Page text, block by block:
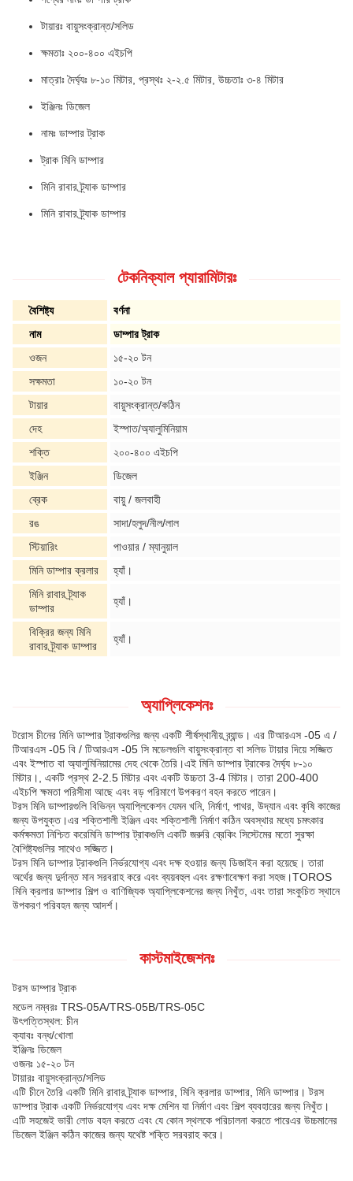
টায়ারঃ বায়ুসংক্রান্ত/সলিড
ক্ষমতাঃ ২০০-৪০০ এইচপি
মাত্রাঃ দৈর্ঘ্যঃ ৮-১০ মিটার, প্রস্থঃ ২-২.৫ মিটার, উচ্চতাঃ ৩-৪ মিটার
ইঞ্জিনঃ ডিজেল
নামঃ ডাম্পার ট্রাক
ট্রাক মিনি ডাম্পার
মিনি রাবার ট্র্যাক ডাম্পার
মিনি রাবার ট্র্যাক ডাম্পার
টেকনিক্যাল প্যারামিটারঃ
বৈশিষ্ট্য
বর্ণনা
নাম
ডাম্পার ট্রাক
ওজন
১৫-২০ টন
সক্ষমতা
১০-২০ টন
টায়ার
বায়ুসংক্রান্ত/কঠিন
দেহ
ইস্পাত/অ্যালুমিনিয়াম
শক্তি
২০০-৪০০ এইচপি
ইঞ্জিন
ডিজেল
ব্রেক
বায়ু / জলবাহী
রঙ
সাদা/হলুদ/নীল/লাল
স্টিয়ারিং
পাওয়ার / ম্যানুয়াল
মিনি ডাম্পার ক্রলার
হ্যাঁ।
মিনি রাবার ট্র্যাক
ডাম্পার
হ্যাঁ।
বিক্রির জন্য মিনি
রাবার ট্র্যাক ডাম্পার
হ্যাঁ।
অ্যাপ্লিকেশনঃ
টরোস চীনের মিনি ডাম্পার ট্রাকগুলির জন্য একটি শীর্ষস্থানীয় ব্র্যান্ড। এর টিআরএস -05 এ /
টিআরএস -05 বি / টিআরএস -05 সি মডেলগুলি বায়ুসংক্রান্ত বা সলিড টায়ার দিয়ে সজ্জিত
এবং ইস্পাত বা অ্যালুমিনিয়ামের দেহ থেকে তৈরি।এই মিনি ডাম্পার ট্রাকের দৈর্ঘ্য ৮-১০
মিটার।, একটি প্রস্থ 2-2.5 মিটার এবং একটি উচ্চতা 3-4 মিটার। তারা 200-400
এইচপি ক্ষমতা পরিসীমা আছে এবং বড় পরিমাণে উপকরণ বহন করতে পারেন।
টরস মিনি ডাম্পারগুলি বিভিন্ন অ্যাপ্লিকেশন যেমন খনি, নির্মাণ, পাথর, উদ্যান এবং কৃষি কাজের
জন্য উপযুক্ত।এর শক্তিশালী ইঞ্জিন এবং শক্তিশালী নির্মাণ কঠিন অবস্থার মধ্যে চমৎকার
কর্মক্ষমতা নিশ্চিত করেমিনি ডাম্পার ট্রাকগুলি একটি জরুরি ব্রেকিং সিস্টেমের মতো সুরক্ষা
বৈশিষ্ট্যগুলির সাথেও সজ্জিত।
টরস মিনি ডাম্পার ট্রাকগুলি নির্ভরযোগ্য এবং দক্ষ হওয়ার জন্য ডিজাইন করা হয়েছে। তারা
অর্থের জন্য দুর্দান্ত মান সরবরাহ করে এবং ব্যয়বহুল এবং রক্ষণাবেক্ষণ করা সহজ।TOROS
মিনি ক্রলার ডাম্পার শিল্প ও বাণিজ্যিক অ্যাপ্লিকেশনের জন্য নিখুঁত, এবং তারা সংকুচিত স্থানে
উপকরণ পরিবহন জন্য আদর্শ।
কাস্টমাইজেশনঃ
টরস ডাম্পার ট্রাক
মডেল নম্বরঃ TRS-05A/TRS-05B/TRS-05C
উৎপত্তিস্থল: চীন
ক্যাবঃ বন্ধ/খোলা
ইঞ্জিনঃ ডিজেল
ওজনঃ ১৫-২০ টন
টায়ারঃ বায়ুসংক্রান্ত/সলিড
এটি চীনে তৈরি একটি মিনি রাবার ট্র্যাক ডাম্পার, মিনি ক্রলার ডাম্পার, মিনি ডাম্পার। টরস
ডাম্পার ট্রাক একটি নির্ভরযোগ্য এবং দক্ষ মেশিন যা নির্মাণ এবং শিল্প ব্যবহারের জন্য নিখুঁত।
এটি সহজেই ভারী লোড বহন করতে এবং যে কোন স্থলকে পরিচালনা করতে পারেএর উচ্চমানের
ডিজেল ইঞ্জিন কঠিন কাজের জন্য যথেষ্ট শক্তি সরবরাহ করে।